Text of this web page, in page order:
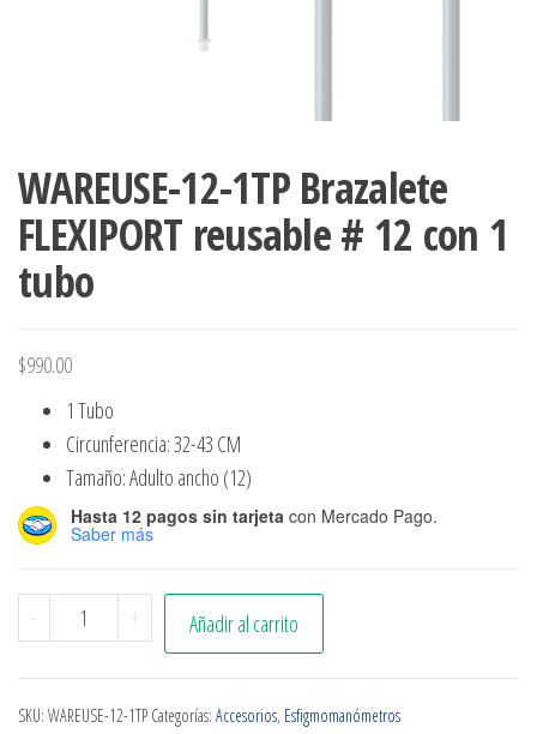
WAREUSE-12-1TP Brazalete
FLEXIPORT reusable # 12 con 1
tubo
$990.00
1 Tubo
Circunferencia: 32-43 CM
Tamaño: Adulto ancho (12)
Hasta 12 pagos sin tarjeta con Mercado Pago.
Saber más
- + Añadir al carrito
SKU: WAREUSE-12-1TP Categorías: Accesorios, Esfigmomanómetros